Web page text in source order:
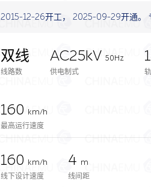
2015-12-26开工， 2025-09-29开通。
双线
线路数
AC25kV 50Hz
供电制式
160 km/h
最高运行速度
160 km/h
线下设计速度
4 m
线间距